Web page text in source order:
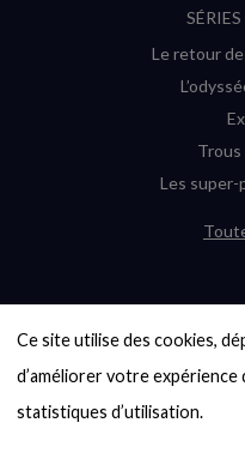
Ce site utilise des cookies,
d’améliorer votre expérience
statistiques d’utilisation.
Le retour
Trous
Les super-
6000
Quel avenir